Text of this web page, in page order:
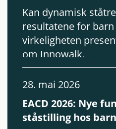
Kan dynamisk
resultatene for barn
virkeligheten
om Innowalk.
28. mai 2026
EACD 2026: Nye
ståstilling hos